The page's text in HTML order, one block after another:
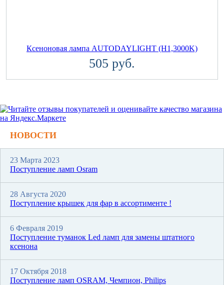
Ксеноновая лампа AUTODAYLIGHT (H1,3000K)
505 руб.
НОВОСТИ
23 Марта 2023
Поступление ламп Osram
28 Августа 2020
Поступление крышек для фар в ассортименте !
6 Февраля 2019
Поступление туманок Led ламп для замены штатного
ксенона
17 Октября 2018
Поступление ламп OSRAM, Чемпион, Philips